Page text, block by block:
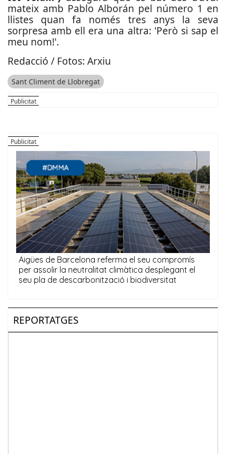
mateix amb Pablo Alborán pel número 1 en
llistes quan fa només tres anys la seva
sorpresa amb ell era una altra: 'Però si sap el
meu nom!'.
Redacció / Fotos: Arxiu
Sant Climent de Llobregat
REPORTATGES